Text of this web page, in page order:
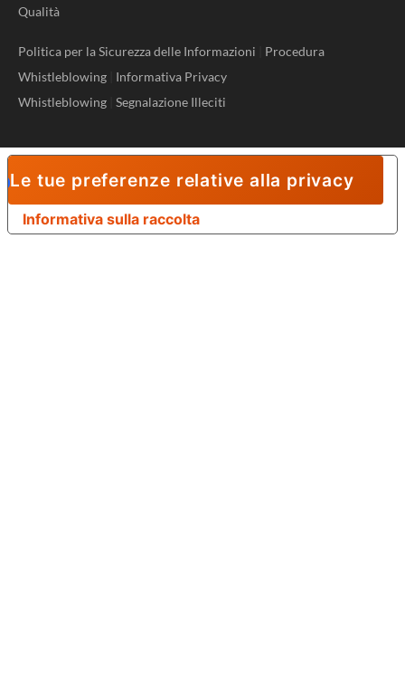
Qualità
Politica per la Sicurezza delle Informazioni
Procedura
Whistleblowing
Informativa Privacy
Whistleblowing Segnalazione Illeciti
Informativa sulla raccolta
Le tue preferenze relative alla privacy